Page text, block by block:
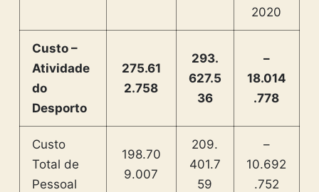
2020
Custo –
Atividade
do
Desporto
275.61
2.758
293.
627.5
36
–
18.014
.778
Custo
Total de
Pessoal
198.70
9.007
209.
401.7
59
–
10.692
.752